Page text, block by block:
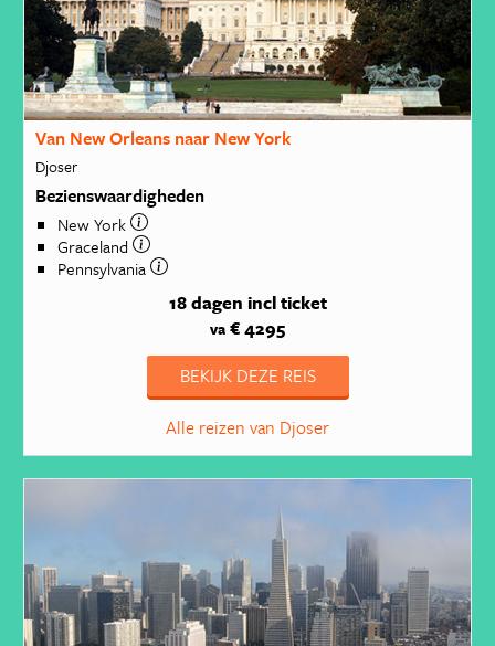
Van New Orleans naar New York
Djoser
Bezienswaardigheden
New York
Graceland
Pennsylvania
18 dagen incl ticket
va € 4295
BEKIJK DEZE REIS
Alle reizen van Djoser